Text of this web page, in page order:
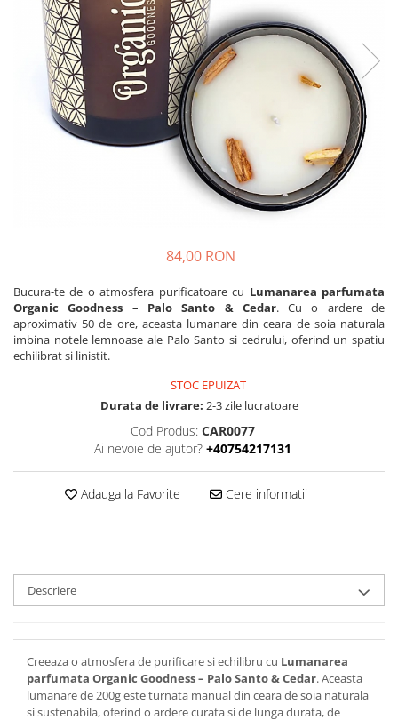
Produse pentru casa
Accesorii
Idei pentru casa
Prosoape bucatarie
84,00 RON
Bucura-te de o atmosfera purificatoare cu Lumanarea parfumata
Organic Goodness – Palo Santo & Cedar. Cu o ardere de
aproximativ 50 de ore, aceasta lumanare din ceara de soia naturala
imbina notele lemnoase ale Palo Santo si cedrului, oferind un spatiu
echilibrat si linistit.
STOC EPUIZAT
Durata de livrare: 2-3 zile lucratoare
Cod Produs: CAR0077
Ai nevoie de ajutor? +40754217131
Adauga la Favorite Cere informatii
Descriere
Creeaza o atmosfera de purificare si echilibru cu Lumanarea
parfumata Organic Goodness – Palo Santo & Cedar. Aceasta
lumanare de 200g este turnata manual din ceara de soia naturala
si sustenabila, oferind o ardere curata si de lunga durata, de